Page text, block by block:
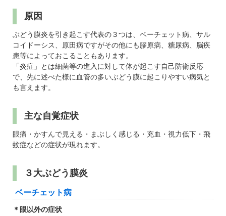
原因
ぶどう膜炎を引き起こす代表の３つは、ベーチェット病、サル
コイドーシス、原田病ですがその他にも膠原病、糖尿病、脳疾
患等によっておこることもあります。
「炎症」とは細菌等の進入に対して体が起こす自己防衛反応
で、先に述べた様に血管の多いぶどう膜に起こりやすい病気と
も言えます。
主な自覚症状
眼痛・かすんで見える・まぶしく感じる・充血・視力低下・飛
蚊症などの症状が現れます。
３大ぶどう膜炎
ベーチェット病
＊眼以外の症状